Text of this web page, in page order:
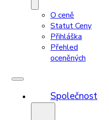
O ceně
Statut Ceny
Přihláška
Přehled
oceněných
Společnost